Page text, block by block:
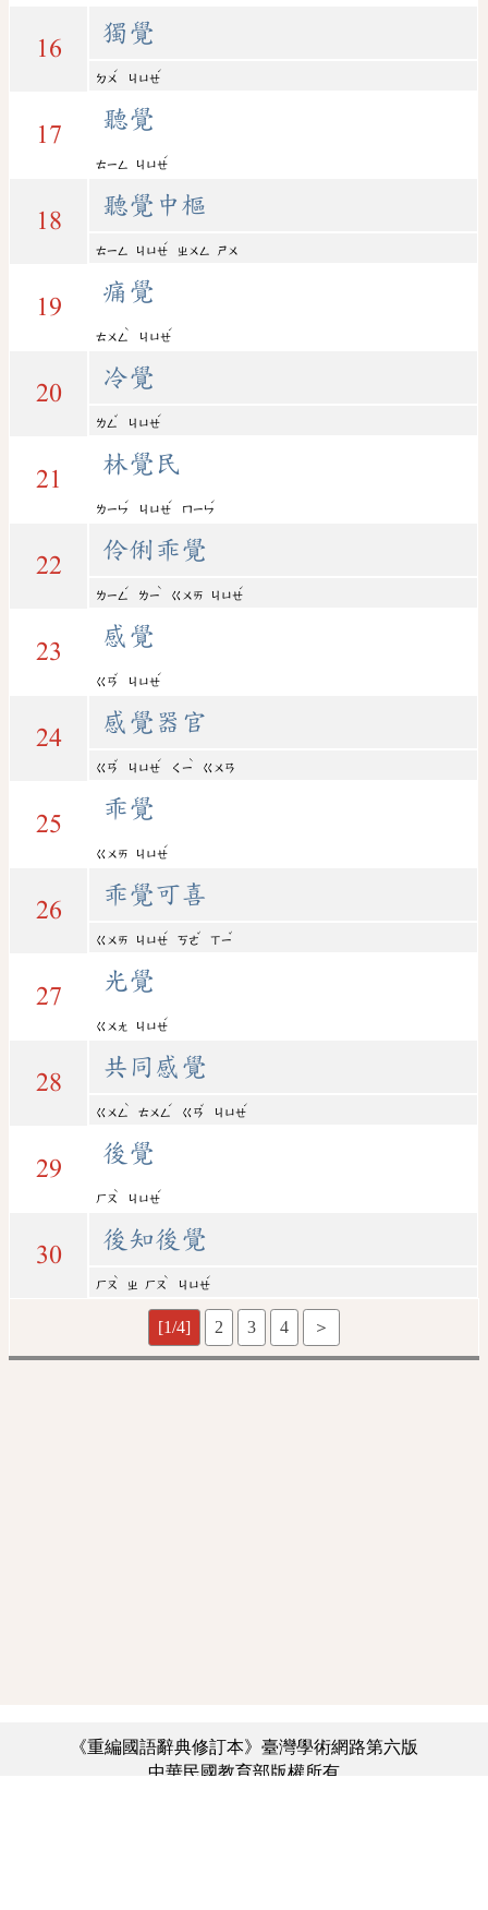
16
獨覺
ㄉㄨ
ˊ
ㄐㄩㄝ
ˊ
17
聽覺
ㄊㄧㄥ ㄐㄩㄝ
ˊ
18
聽覺中樞
ㄊㄧㄥ ㄐㄩㄝ
ˊ
ㄓㄨㄥ ㄕㄨ
19
痛覺
ㄊㄨㄥ
ˋ
ㄐㄩㄝ
ˊ
20
冷覺
ㄌㄥ
ˇ
ㄐㄩㄝ
ˊ
21
林覺民
ㄌㄧㄣ
ˊ
ㄐㄩㄝ
ˊ
ㄇㄧㄣ
ˊ
22
伶俐乖覺
ㄌㄧㄥ
ˊ
ㄌㄧ
ˋ
ㄍㄨㄞ ㄐㄩㄝ
ˊ
23
感覺
ㄍㄢ
ˇ
ㄐㄩㄝ
ˊ
24
感覺器官
ㄍㄢ
ˇ
ㄐㄩㄝ
ˊ
ㄑㄧ
ˋ
ㄍㄨㄢ
25
乖覺
ㄍㄨㄞ ㄐㄩㄝ
ˊ
26
乖覺可喜
ㄍㄨㄞ ㄐㄩㄝ
ˊ
ㄎㄜ
ˇ
ㄒㄧ
ˇ
27
光覺
ㄍㄨㄤ ㄐㄩㄝ
ˊ
28
共同感覺
ㄍㄨㄥ
ˋ
ㄊㄨㄥ
ˊ
ㄍㄢ
ˇ
ㄐㄩㄝ
ˊ
29
後覺
ㄏㄡ
ˋ
ㄐㄩㄝ
ˊ
30
後知後覺
ㄏㄡ
ˋ
ㄓ ㄏㄡ
ˋ
ㄐㄩㄝ
ˊ
[1/4] 2 3 4 ＞
《重編國語辭典修訂本》臺灣學術網路第六版
中華民國教育部版權所有